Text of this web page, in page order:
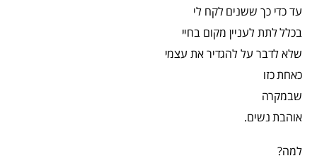
עד כדי כך ששנים לקח לי
בכלל לתת לעניין מקום בחיי
שלא לדבר על להגדיר את עצמי
כאחת כזו
שבמקרה
אוהבת נשים.
למה?